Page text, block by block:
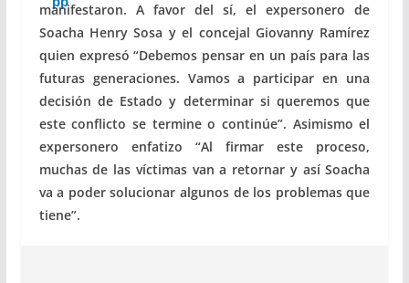
manifestaron. A favor del sí, el expersonero de
Soacha Henry Sosa y el concejal Giovanny Ramírez
quien expresó “Debemos pensar en un país para las
futuras generaciones. Vamos a participar en una
decisión de Estado y determinar si queremos que
este conflicto se termine o continúe”. Asimismo el
expersonero enfatizo “Al firmar este proceso,
muchas de las víctimas van a retornar y así Soacha
va a poder solucionar algunos de los problemas que
tiene”.